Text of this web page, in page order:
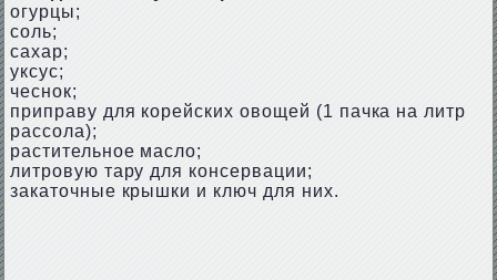
огурцы;
соль;
сахар;
уксус;
чеснок;
приправу для корейских овощей (1 пачка на литр
рассола);
растительное масло;
литровую тару для консервации;
закаточные крышки и ключ для них.